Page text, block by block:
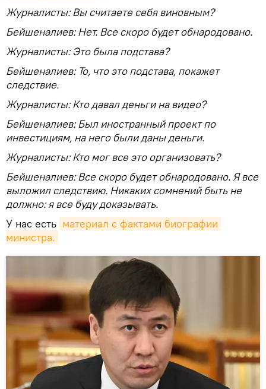
Журналисты: Вы считаете себя виновным?
Бейшеналиев: Нет. Все скоро будет обнародовано.
Журналисты: Это была подстава?
Бейшеналиев: То, что это подстава, покажет
следствие.
Журналисты: Кто давал деньги на видео?
Бейшеналиев: Был иностранный проект по
инвестициям, на него были даны деньги.
Журналисты: Кто мог все это организовать?
Бейшеналиев: Все скоро будет обнародовано. Я все
выложил следствию. Никаких сомнений быть не
должно: я все буду доказывать.
У нас есть материал с фактами биографии
министра.